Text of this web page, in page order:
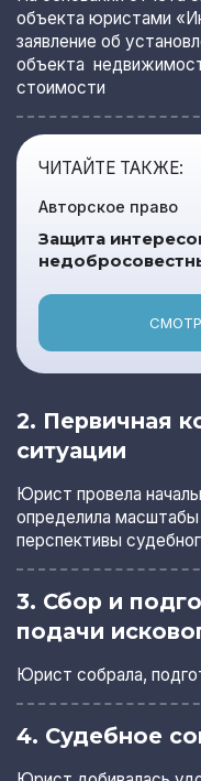
объекта юристами
заявление об
объекта
стоимости
ЧИТАЙТЕ ТАКЖЕ:
Авторское право
Защита
2. Первичная
ситуации
Юрист провела
определила
перспективы
3. Сбор и
подачи
Юрист собрала,
4. Судебное